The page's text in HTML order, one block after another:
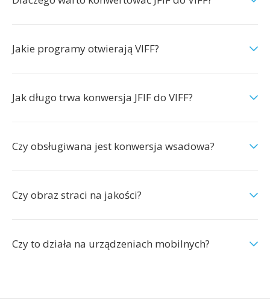
Jakie programy otwierają VIFF?
Jak długo trwa konwersja JFIF do VIFF?
Czy obsługiwana jest konwersja wsadowa?
Czy obraz straci na jakości?
Czy to działa na urządzeniach mobilnych?